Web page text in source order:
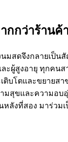
กกว่าร้านค้
สดจึงกลายเป็
ผู้สูงอายุ ทุกคน
บโตและขยาย
มสุขและควา
ลังที่สอง มาร่วม